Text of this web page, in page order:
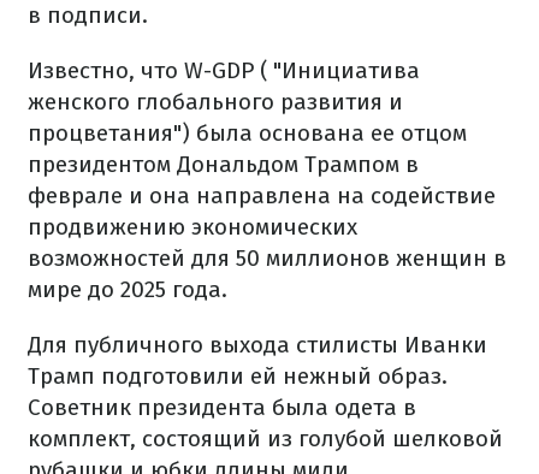
в подписи.
Известно, что W-GDP ( "Инициатива
женского глобального развития и
процветания") была основана ее отцом
президентом Дональдом Трампом в
феврале и она направлена ​​на содействие
продвижению экономических
возможностей для 50 миллионов женщин в
мире до 2025 года.
Для публичного выхода стилисты Иванки
Трамп подготовили ей нежный образ.
Советник президента была одета в
комплект, состоящий из голубой шелковой